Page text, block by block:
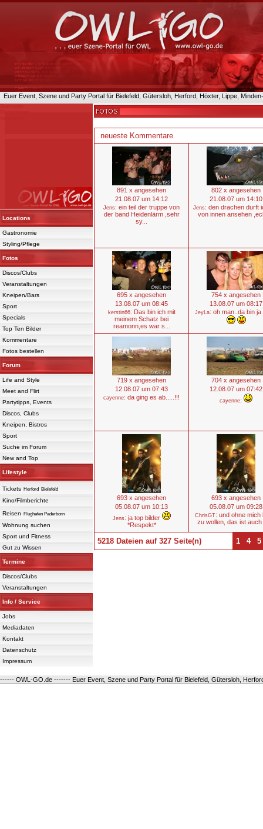
Euer Event, Szene und Party Portal für Bielefeld, Gütersloh, Herford, Höxter, Lippe,
Locations
Gastronomie
Styling/Pflege
Fotos
Discos/Clubs
Veranstaltungen
Kneipen/Bars
Sport
Specials
Top Ten Bilder
Kommentare
Fotos bestellen
Forum
Life and Style
Meet and Flirt
Partytipps, Events
Discos, Clubs
Kneipen, Bistros
Sport
Suche im Forum
New and Top
Lifestyle
Tickets Herford Bielefeld
Kino/Filmberichte
Reisen
Flughafen Paderborn
Wohnung suchen
Sport und Fitness
Gut zu Wissen
Termine
Discos/Clubs
Veranstaltungen
Info / Service
Jobs
Mediadaten
Kontakt
Datenschutz
Impressum
neueste Kommentare
891 x angesehen
21.08.07 um 14:12
Jens: ein teil der truppe von
der band Heidenlärm ,sehr
sy...
802 x angesehen
21.08.07 um 14:10
Jens: den drachen durft
von innen ansehen
695 x angesehen
13.08.07 um 08:45
kerstin66: Das bin ich mit
meinem Schatz bei
reamonn,es war s...
754 x angesehen
13.08.07 um 08:17
JeyLa: oh man..da bin ja
719 x angesehen
12.08.07 um 07:43
cayenne: da ging es ab.....!!!
704 x angesehen
12.08.07 um 07:42
cayenne:
693 x angesehen
05.08.07 um 10:13
Jens: ja top bilder
*Respekt*
693 x angesehen
05.08.07 um 09:28
ChrisGT: und ohne mich
zu wollen, das ist auch
5218 Dateien auf 327 Seite(n) 1 4 5
------ OWL-GO.de ------- Euer Event, Szene und Party Portal für Bielefeld, Gütersloh,